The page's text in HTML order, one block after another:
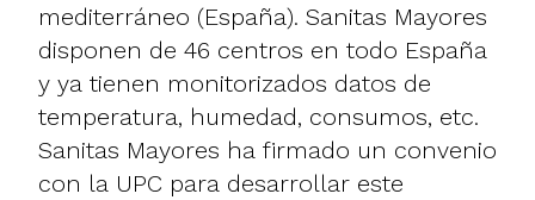
mediterráneo (España). Sanitas Mayores
disponen de 46 centros en todo España
y ya tienen monitorizados datos de
temperatura, humedad, consumos, etc.
Sanitas Mayores ha firmado un convenio
con la UPC para desarrollar este